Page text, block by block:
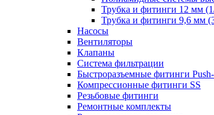
Трубка и фитинги 12 мм
Трубка и фитинги 9,6 мм
Насосы
Вентиляторы
Клапаны
Система фильтрации
Быстроразъемные фитинги
Компрессионные фитинги SS
Резьбовые фитинги
Ремонтные комплекты